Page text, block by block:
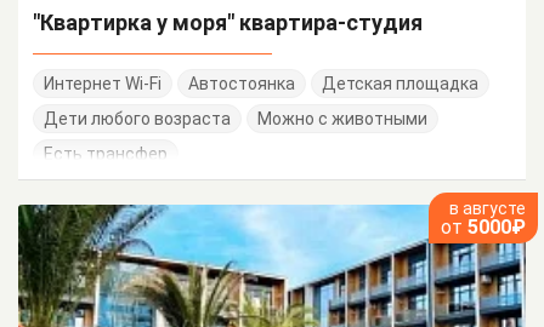
"Квартирка у моря" квартира-студия
Интернет Wi-Fi Автостоянка
Детская площадка
Дети любого возраста
Можно с животными
Есть трансфер
в августе
от 5000₽